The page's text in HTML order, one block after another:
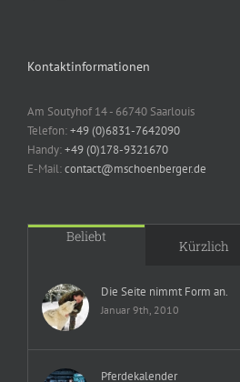
Kontaktinformationen
Am Soutyhof 14 - 66740 Saarlouis
Telefon:+49 (0)6831-7642090
Handy:+49 (0)178-9321670
E-Mail:contact@mschoenberger.de
Beliebt
Kürzlich
Die Seite nimmt Form an.
Januar 9th, 2010
Pferdekalender